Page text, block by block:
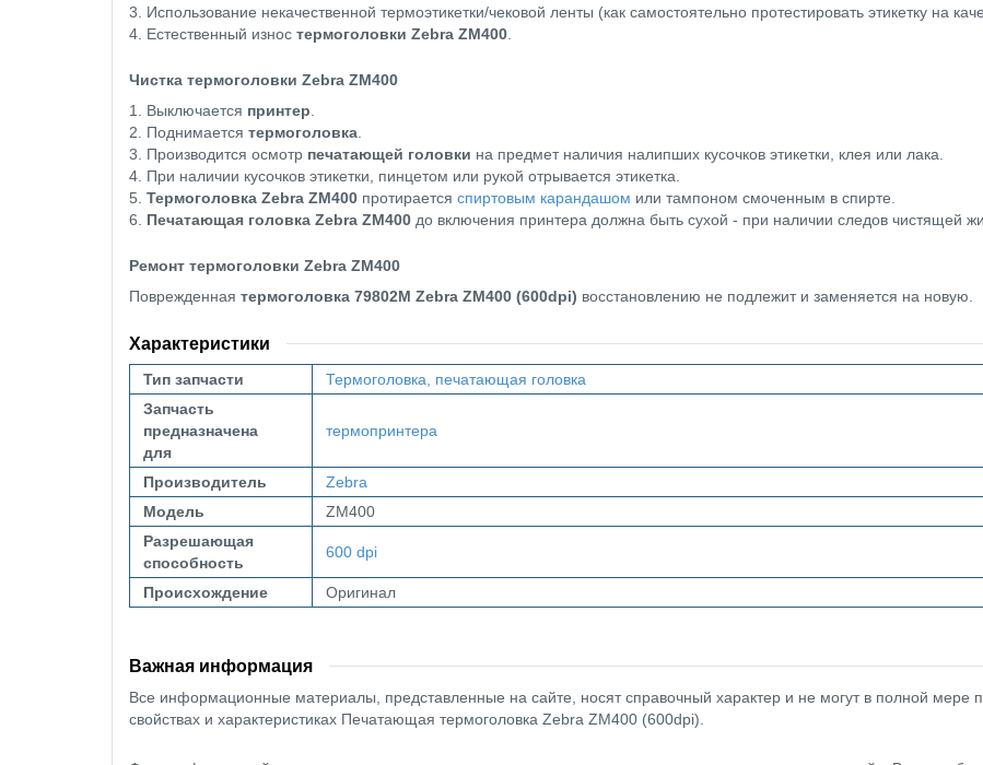
3. Использование некачественной термоэтикетки/чековой ленты (как самостоятельно протестировать этикетку на
4. Естественный износ термоголовки Zebra ZM400
Чистка термоголовки Zebra ZM400
1. Выключается принтер
2. Поднимается термоголовка
3. Производится осмотр печатающей головки на предмет наличия налипших кусочков этикетки, клея или лака.
4. При наличии кусочков этикетки, пинцетом или рукой отрывается этикетка.
5. Термоголовка Zebra ZM400 протирается спиртовым карандашом или тампоном смоченным в спирте.
6. Печатающая головка Zebra ZM400 до включения принтера должна быть сухой - при наличии следов чистящей
Ремонт термоголовки Zebra ZM400
Поврежденная термоголовка 79802M Zebra ZM400 (600dpi) восстановлению не подлежит и заменяется на новую.
Характеристики
Тип запчасти
Термоголовка, печатающая головка
Запчасть
предназначена
для
термопринтера
Производитель
Zebra
Модель
ZM400
Разрешающая
способность
600 dpi
Происхождение Оригинал
Важная информация
Все информационные материалы, представленные на сайте, носят справочный характер и не могут в полной
свойствах и характеристиках Печатающая термоголовка Zebra ZM400 (600dpi).